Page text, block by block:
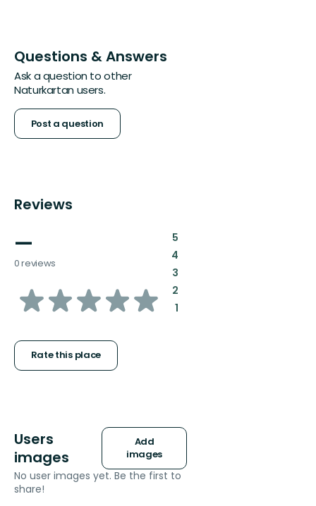
Questions & Answers
Ask a question to other
Naturkartan users.
Post a question
Reviews
—
0 reviews
of
stars
Rate this place
5:
4:
3:
2:
1:
Users
images
Add
images
No user images yet. Be the first to
share!